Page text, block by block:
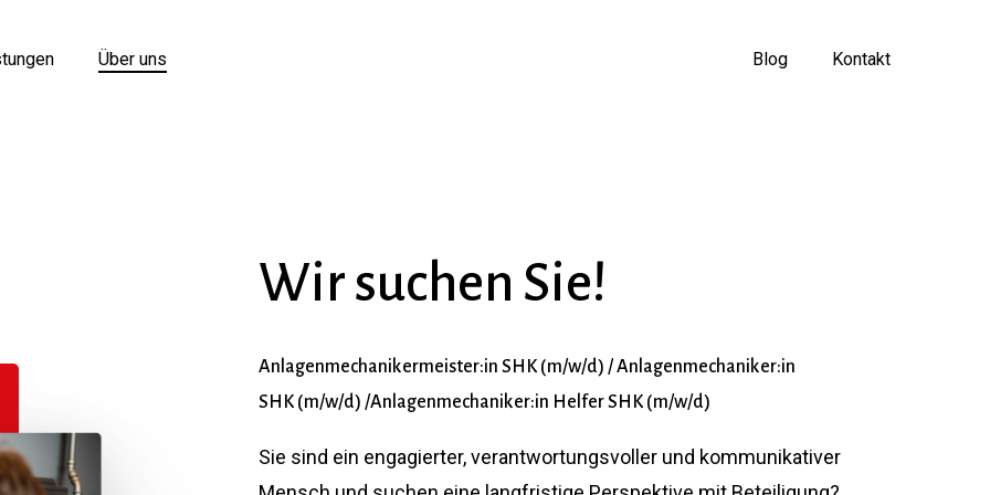
Über uns Blog Kontakt
Wirsuchen Sie!
Anlagenmechanikermeister:in SHK (m/w/d) /Anlagenmechaniker:in
SHK (m/w/d) /Anlagenmechaniker:in HelferSHK (m/w/d)
Sie sind ein engagierter, verantwortungsvoller und kommunikativer